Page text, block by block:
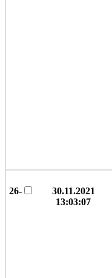
26-
30.11.2021
13:03:07